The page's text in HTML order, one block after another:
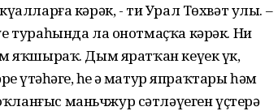
кәрәк, - ти Урал Төхвәт улы. –
тураһында ла онотмаҫҡа кәрәк. Ни
яҡшыраҡ. Дым яратҡан кеүек үк,
үтәһәгеҙ, һеҙ ҙә матур япраҡтары һәм
маньчжур сәтләүеген үҫтерә